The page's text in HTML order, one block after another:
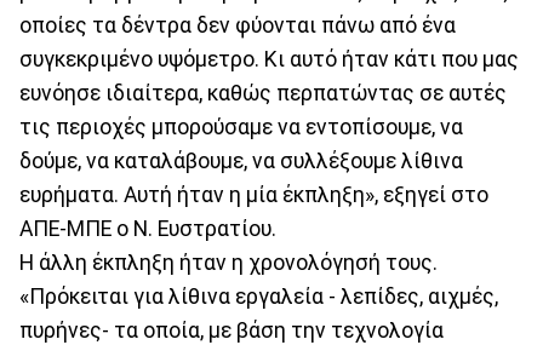
οποίες τα δέντρα δεν φύονται πάνω από ένα
συγκεκριμένο υψόμετρο. Κι αυτό ήταν κάτι που μας
ευνόησε ιδιαίτερα, καθώς περπατώντας σε αυτές
τις περιοχές μπορούσαμε να εντοπίσουμε, να
δούμε, να καταλάβουμε, να συλλέξουμε λίθινα
ευρήματα. Αυτή ήταν η μία έκπληξη», εξηγεί στο
ΑΠΕ-ΜΠΕ ο Ν. Ευστρατίου.
Η άλλη έκπληξη ήταν η χρονολόγησή τους.
«Πρόκειται για λίθινα εργαλεία - λεπίδες, αιχμές,
πυρήνες- τα οποία, με βάση την τεχνολογία